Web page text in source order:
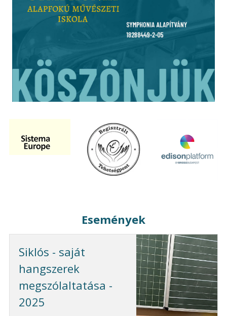
Események
Siklós - saját
hangszerek
megszólaltatása -
2025